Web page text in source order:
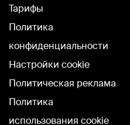
Тарифы
Политика
конфиденциальности
Настройки cookie
Политическая реклама
Политика
использования cookie